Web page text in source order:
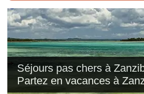
Séjours pas chers à
Partez en vacances à